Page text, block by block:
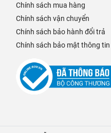
Chính sách mua hàng
Chính sách vận chuyển
Chính sách bảo hành đổi trả
Chính sách bảo mật thông tin